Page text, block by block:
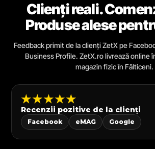
Clienți reali.
Produse alese
Feedback primit de la clienți ZetX pe
Business Profile. ZetX.ro livrează online
magazin fizic în Fălticeni.
★★★★★
Recenzii pozitive de la clienți
Facebook eMAG Google